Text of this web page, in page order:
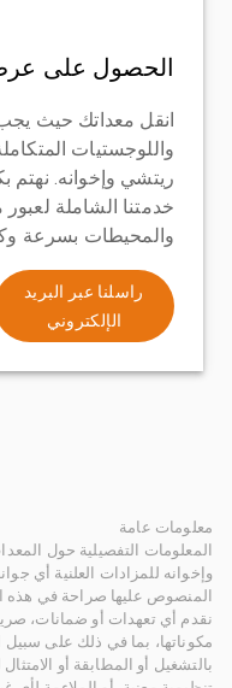
الحصول على
انقل معداتك حيث
واللوجستيات
ريتشي وإخوانه.
خدمتنا الشاملة
والمحيطات بسرعة
راسلنا عبر البريد
الإلكتروني
معلومات عامة
المعلومات التفصيلية حول
وإخوانه للمزادات العلنية أي
المنصوص عليها صراحة في هذه
نقدم أي تعهدات أو ضمانات،
مكوناتها، بما في ذلك على سبيل
بالتشغيل أو المطابقة أو